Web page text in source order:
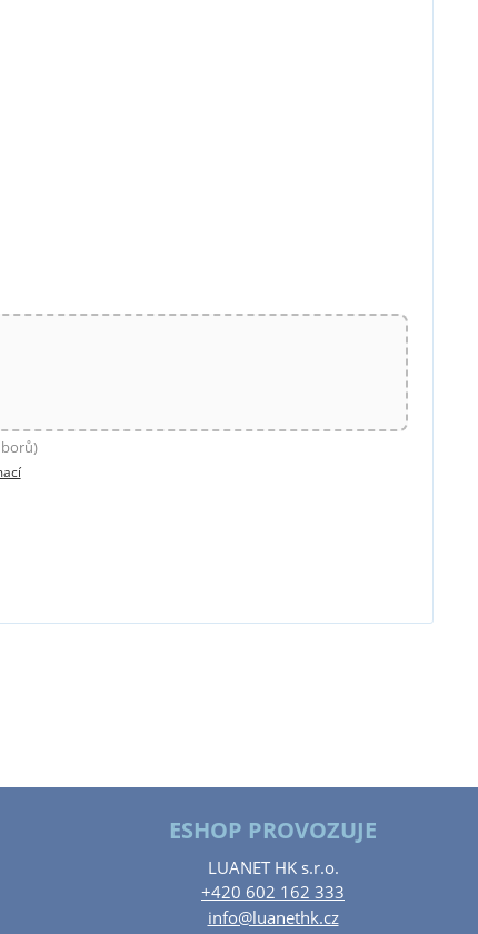
ESHOP PROVOZUJE
LUANET HK s.r.o.
+420 602 162 333
info@luanethk.cz